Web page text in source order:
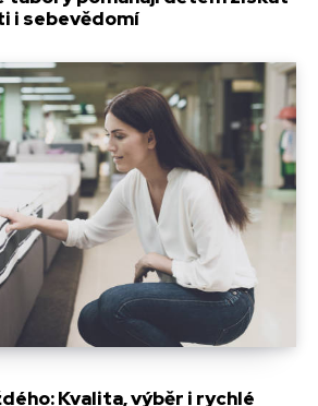
i sebevědomí
Kvalita, výběr i rychlé